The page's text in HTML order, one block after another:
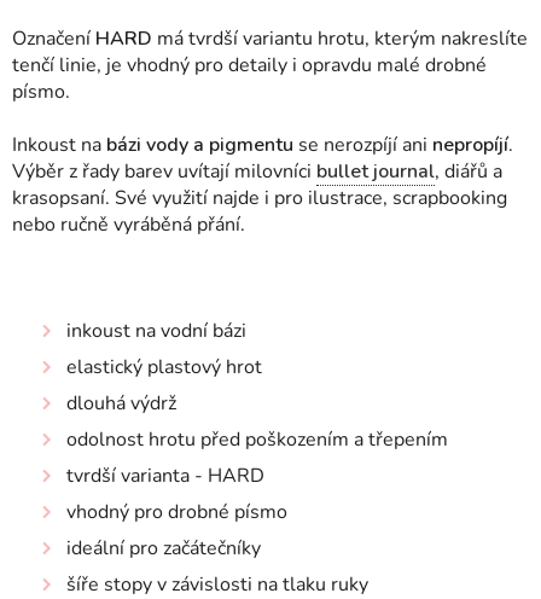
Označení HARD má tvrdší variantu hrotu, kterým nakreslíte
tenčí linie, je vhodný pro detaily i opravdu malé drobné
písmo.
Inkoust na bázi vody a pigmentu se nerozpíjí ani nepropíjí.
Výběr z řady barev uvítají milovníci bullet journal, diářů a
krasopsaní. Své využití najde i pro ilustrace, scrapbooking
nebo ručně vyráběná přání.
inkoust na vodní bázi
elastický plastový hrot
dlouhá výdrž
odolnost hrotu před poškozením a třepením
tvrdší varianta - HARD
vhodný pro drobné písmo
ideální pro začátečníky
šíře stopy v závislosti na tlaku ruky